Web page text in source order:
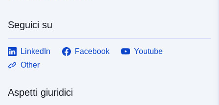
Seguici su
LinkedIn Facebook
Youtube
Other
Aspetti giuridici